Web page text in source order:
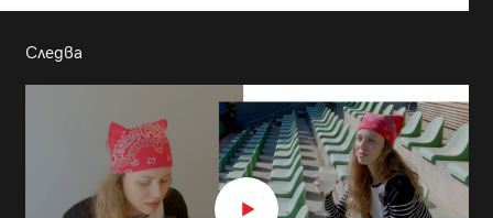
Следва